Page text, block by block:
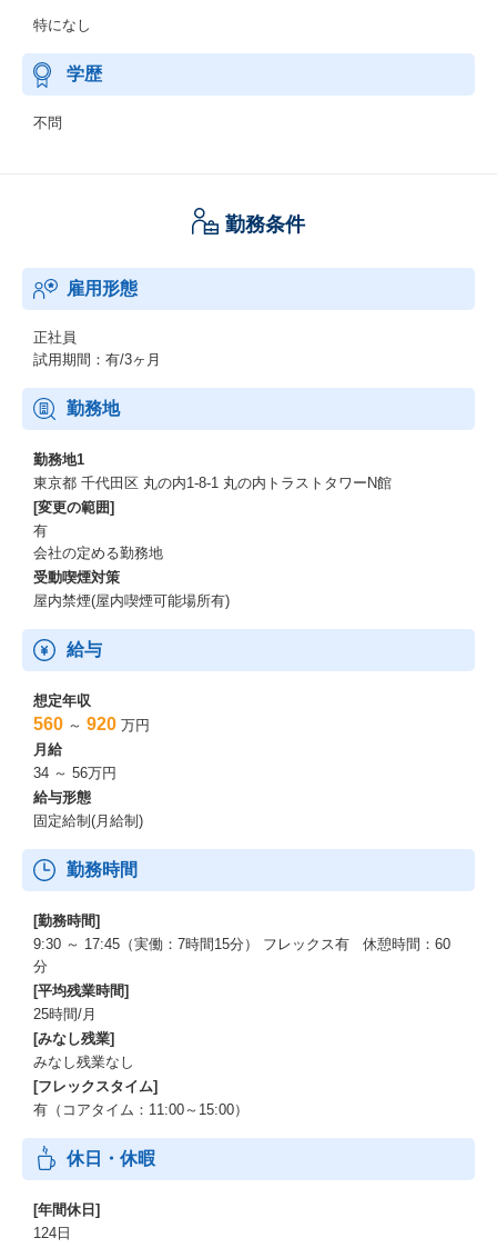
特になし
学歴
不問
勤務条件
雇用形態
正社員
試用期間：有/3ヶ月
勤務地
勤務地1
東京都 千代田区 丸の内1-8-1 丸の内トラストタワーN館
[変更の範囲]
有
会社の定める勤務地
受動喫煙対策
屋内禁煙(屋内喫煙可能場所有)
給与
想定年収
560 ～ 920 万円
月給
34 ～ 56万円
給与形態
固定給制(月給制)
勤務時間
[勤務時間]
9:30 ～ 17:45（実働：7時間15分） フレックス有 休憩時間：60
分
[平均残業時間]
25時間/月
[みなし残業]
みなし残業なし
[フレックスタイム]
有（コアタイム：11:00～15:00）
休日・休暇
[年間休日]
124日